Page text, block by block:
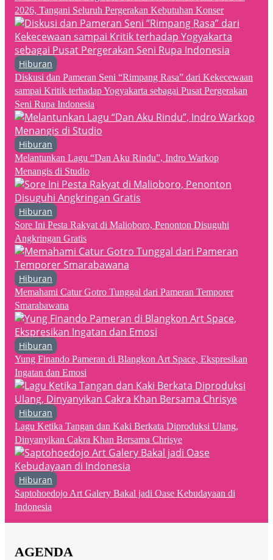
2026, Tangani Seluruh Pergerakan Kebutuhan Konser
Hiburan
Diskusi dan Pameran Seni “Rimpang Rasa” dari Kekecewaan
sampai Kritik terhadap Yogyakarta sebagai Pusat Pergerakan
Seni Rupa Indonesia
Hiburan
Melantunkan Lagu “Dan Aku Rindu”, Indro Warkop
Menangis di Studio
Hiburan
Sore Ini Pesta Rakyat di Malioboro, Penonton Disuguhi
Angkringan Gratis
Hiburan
Memahami Catur Gotro Tunggal dari Pameran Temporer
Smarabawana
Hiburan
Yung Finando Pameran di Blangkon Art Space, Ekspresikan
Ingatan dan Emosi
Hiburan
Lagu Ketika Tangan dan Kaki Berkata Diproduksi Ulang,
Dinyanyikan Cakra Khan Bersama Chrisye
Hiburan
Saptohoedojo Art Galery Bakal jadi Oase Kebudayaan di
Indonesia
AGENDA